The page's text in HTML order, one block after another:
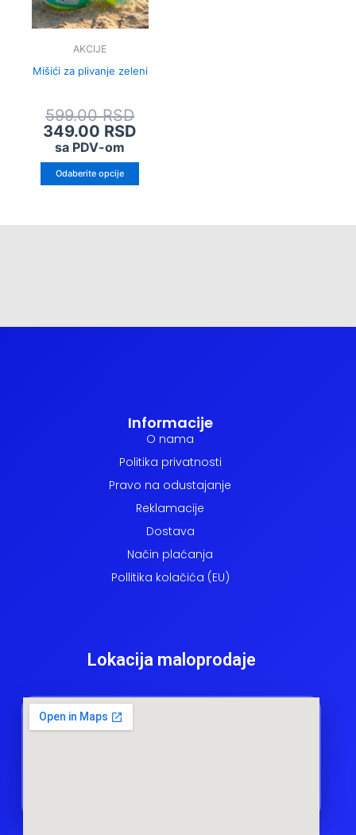
AKCIJE
Mišići za plivanje zeleni
599.00RSD
349.00 RSD
sa PDV-om
Odaberite opcije
Opcije
mogu
izabrane
Informacije
O nama
Politika privatnosti
Pravo na odustajanje
Reklamacije
Dostava
Način plaćanja
Pollitika kolačića (EU)
Lokacija maloprodaje